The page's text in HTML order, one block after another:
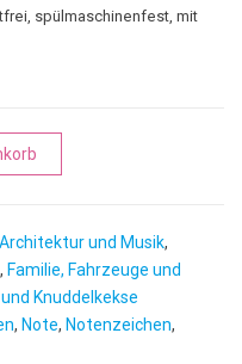
spülmaschinenfest, mit
Menge
e
r
n
a
Architektur und Musik,
, Familie, Fahrzeuge und
Knuddelkekse
, Note, Notenzeichen,